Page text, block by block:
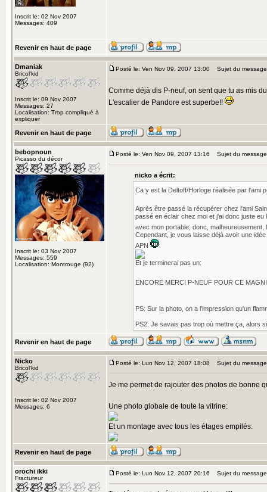
Inscrit le: 02 Nov 2007
Messages: 409
Revenir en haut de page
Dmaniak
Bricol'kid
Inscrit le: 09 Nov 2007
Messages: 27
Localisation: Trop compliqué à
expliquer
Posté le: Ven Nov 09, 2007 13:00 Sujet du
Comme déjà dis P-neuf, on sent que tu as mis
L'escalier de Pandore est superbe!!
Revenir en haut de page
bebopnoun
Picasso du décor
Inscrit le: 03 Nov 2007
Messages: 559
Localisation: Montrouge (92)
Posté le: Ven Nov 09, 2007 13:16 Sujet du
nicko a écrit:
Ca y est la Deltoff/Horloge réalisée par l'ami
Après être passé la récupérer chez l'ami
passé en éclair chez moi et j'ai donc juste
avec mon portable, donc,
Cependant, je vous laisse déjà avoir une
APN
Et je terminerai pas un:
ENCORE MERCI P-NEUF POUR CE
PS: Sur la photo, on a l'impression qu'un
PS2: Je savais pas trop où mettre ça, alors
Revenir en haut de page
Nicko
Bricol'kid
Inscrit le: 02 Nov 2007
Messages: 6
Posté le: Lun Nov 12, 2007 18:08 Sujet du
Je me permet de rajouter des photos de bonne
Une photo globale de toute la vitrine:
Et un montage avec tous les étages empilés:
Revenir en haut de page
orochi ikki
Fractureur
Posté le: Lun Nov 12, 2007 20:16 Sujet du